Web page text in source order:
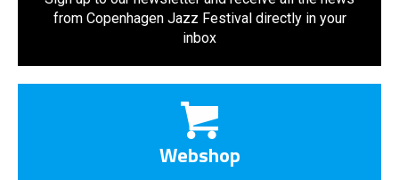
from Copenhagen Jazz Festival directly in your
inbox
Webshop